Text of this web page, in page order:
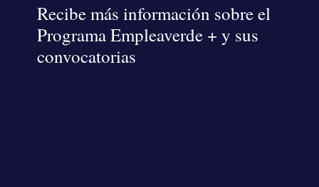
Recibe más información sobre el
Programa Empleaverde + y sus
convocatorias